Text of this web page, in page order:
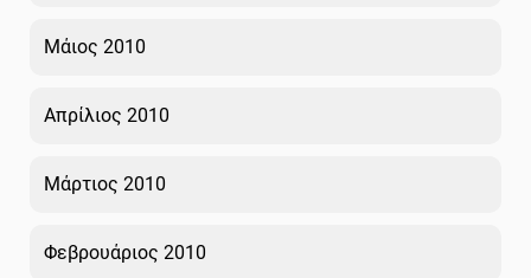
Μάιος 2010
Απρίλιος 2010
Μάρτιος 2010
Φεβρουάριος 2010